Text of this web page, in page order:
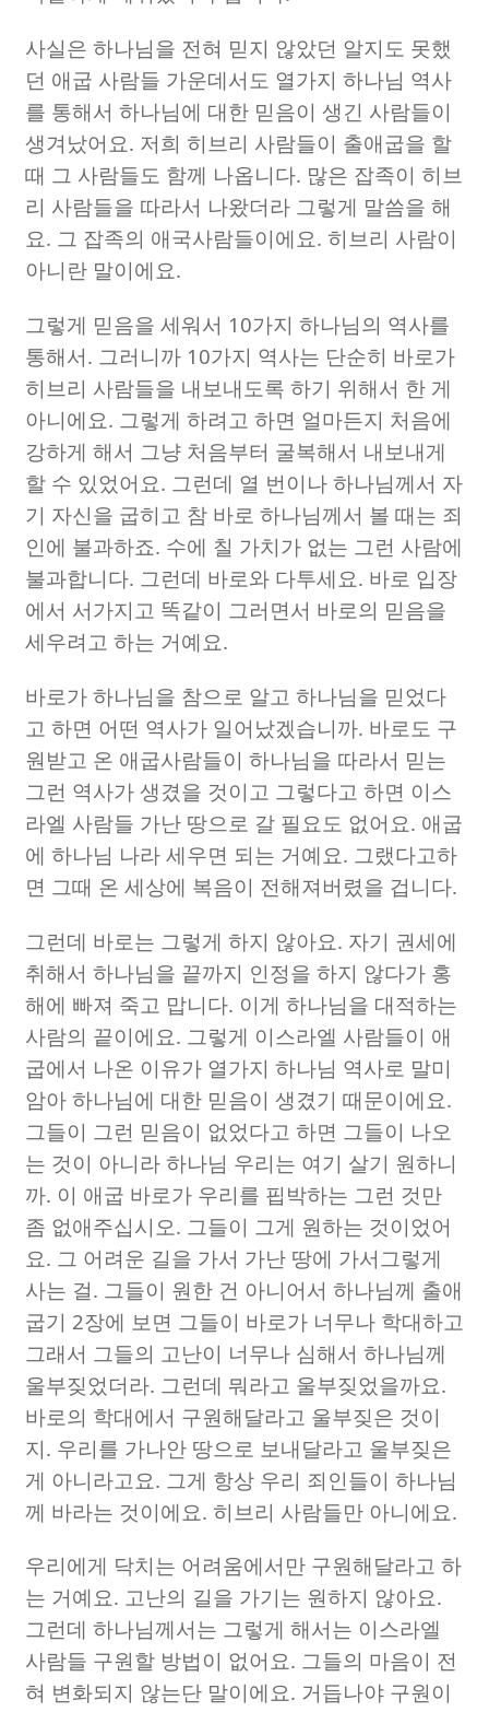
사실은 하나님을 전혀 믿지 않았던 알지도 못했
던 애굽 사람들 가운데서도 열가지 하나님 역사
를 통해서 하나님에 대한 믿음이 생긴 사람들이
생겨났어요. 저희 히브리 사람들이 출애굽을 할
때 그 사람들도 함께 나옵니다. 많은 잡족이 히브
리 사람들을 따라서 나왔더라 그렇게 말씀을 해
요. 그 잡족의 애국사람들이에요. 히브리 사람이
아니란 말이에요.
그렇게 믿음을 세워서 10가지 하나님의 역사를
통해서. 그러니까 10가지 역사는 단순히 바로가
히브리 사람들을 내보내도록 하기 위해서 한 게
아니에요. 그렇게 하려고 하면 얼마든지 처음에
강하게 해서 그냥 처음부터 굴복해서 내보내게
할 수 있었어요. 그런데 열 번이나 하나님께서 자
기 자신을 굽히고 참 바로 하나님께서 볼 때는 죄
인에 불과하죠. 수에 칠 가치가 없는 그런 사람에
불과합니다. 그런데 바로와 다투세요. 바로 입장
에서 서가지고 똑같이 그러면서 바로의 믿음을
세우려고 하는 거예요.
바로가 하나님을 참으로 알고 하나님을 믿었다
고 하면 어떤 역사가 일어났겠습니까. 바로도 구
원받고 온 애굽사람들이 하나님을 따라서 믿는
그런 역사가 생겼을 것이고 그렇다고 하면 이스
라엘 사람들 가난 땅으로 갈 필요도 없어요. 애굽
에 하나님 나라 세우면 되는 거예요. 그랬다고하
면 그때 온 세상에 복음이 전해져버렸을 겁니다.
그런데 바로는 그렇게 하지 않아요. 자기 권세에
취해서 하나님을 끝까지 인정을 하지 않다가 홍
해에 빠져 죽고 맙니다. 이게 하나님을 대적하는
사람의 끝이에요. 그렇게 이스라엘 사람들이 애
굽에서 나온 이유가 열가지 하나님 역사로 말미
암아 하나님에 대한 믿음이 생겼기 때문이에요.
그들이 그런 믿음이 없었다고 하면 그들이 나오
는 것이 아니라 하나님 우리는 여기 살기 원하니
까. 이 애굽 바로가 우리를 핍박하는 그런 것만
좀 없애주십시오. 그들이 그게 원하는 것이었어
요. 그 어려운 길을 가서 가난 땅에 가서그렇게
사는 걸. 그들이 원한 건 아니어서 하나님께 출애
굽기 2장에 보면 그들이 바로가 너무나 학대하고
그래서 그들의 고난이 너무나 심해서 하나님께
울부짖었더라. 그런데 뭐라고 울부짖었을까요.
바로의 학대에서 구원해달라고 울부짖은 것이
지. 우리를 가나안 땅으로 보내달라고 울부짖은
게 아니라고요. 그게 항상 우리 죄인들이 하나님
께 바라는 것이에요. 히브리 사람들만 아니에요.
우리에게 닥치는 어려움에서만 구원해달라고 하
는 거예요. 고난의 길을 가기는 원하지 않아요.
그런데 하나님께서는 그렇게 해서는 이스라엘
사람들 구원할 방법이 없어요. 그들의 마음이 전
혀 변화되지 않는단 말이에요. 거듭나야 구원이